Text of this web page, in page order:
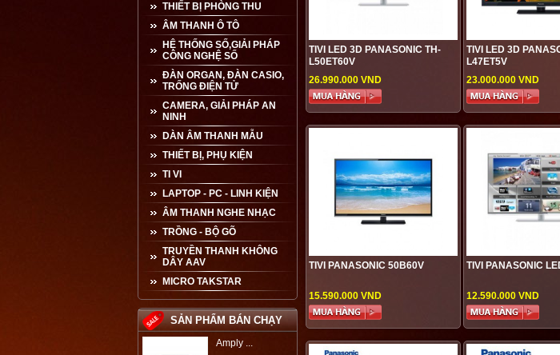
THIẾT BỊ PHÒNG THU
ÂM THANH Ô TÔ
HỆ THỐNG SỐ,GIẢI PHÁP
CÔNG NGHỆ SỐ
ĐÀN ORGAN, ĐÀN CASIO,
TRỐNG ĐIỆN TỬ
CAMERA, GIẢI PHÁP AN
NINH
DÀN ÂM THANH MẪU
THIẾT BỊ, PHỤ KIỆN
TI VI
LAPTOP - PC - LINH KIỆN
ÂM THANH NGHE NHẠC
TRỒNG - BỘ GÕ
TRUYỀN THANH KHÔNG
DÂY AAV
MICRO TAKSTAR
SẢN PHẨM BÁN CHẠY
Amply ...
TIVI LED 3D PANASONIC TH-
L50ET60V
26.990.000 VND
TIVI LED 3D
L47ET5V
23.000.000 VND
TIVI PANASONIC 50B60V
15.590.000 VND
TIVI PANASONIC
12.590.000 VND